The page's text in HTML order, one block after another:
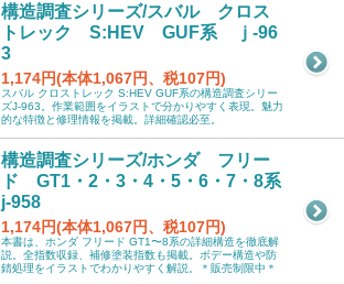
構造調査シリーズ/スバル クロス
トレック S:HEV GUF系 ｊ-96
3
1,174円(本体1,067円、税107円)
スバル クロストレック S:HEV GUF系の構造調査シリー
ズJ-963。作業範囲をイラストで分かりやすく表現。魅力
的な特徴と修理情報を掲載。詳細確認必至。
構造調査シリーズ/ホンダ フリー
ド GT1・2・3・4・5・6・7・8系
j-958
1,174円(本体1,067円、税107円)
本書は、ホンダ フリード GT1〜8系の詳細構造を徹底解
説。全指数収録、補修塗装指数も掲載。ボデー構造や防
錆処理をイラストでわかりやすく解説。＊販売制限中＊